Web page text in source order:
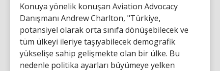
Konuya yönelik konuşan Aviation Advocacy
Danışmanı Andrew Charlton, "Türkiye,
potansiyel olarak orta sınıfa dönüşebilecek ve
tüm ülkeyi ileriye taşıyabilecek demografik
yükselişe sahip gelişmekte olan bir ülke. Bu
nedenle politika ayarları büyümeye yelken